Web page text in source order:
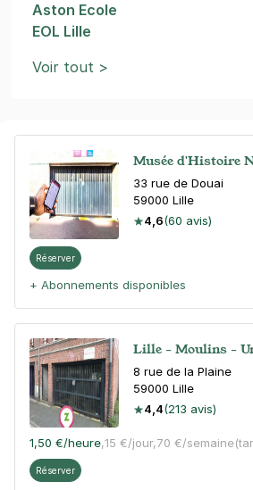
Musée d'Histoire
33 rue de Douai
59000 Lille
4,6(60 avis)
Réserver
+ Abonnements disponibles
Lille - Moulins -
8 rue de la Plaine
59000 Lille
4,4(213 avis)
1,50 €/heure,15 €/jour,70 €/semaine
Réserver
Aston Ecole
EOL Lille
Voir tout >